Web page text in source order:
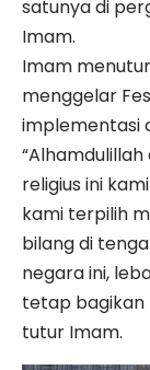
satunya di
Imam.
Imam
menggelar
implementasi
religius ini
kami terpilih
bilang di
negara ini,
tetap bagikan
tutur Imam.